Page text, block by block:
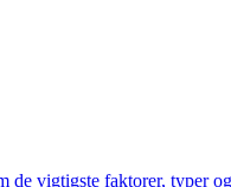
vigtigste faktorer, typer